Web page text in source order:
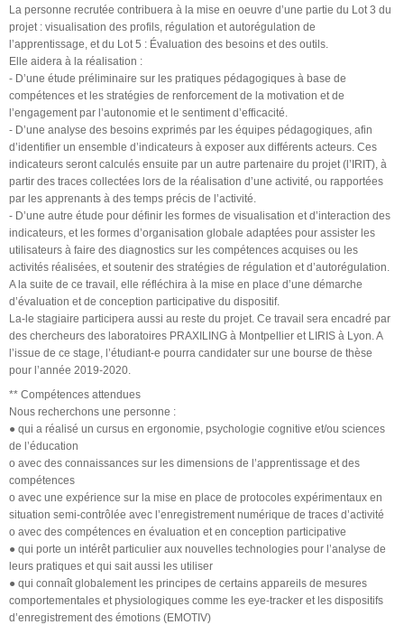
La personne recrutée contribuera à la mise en oeuvre d’une partie du Lot 3 du
projet : visualisation des profils, régulation et autorégulation de
l’apprentissage, et du Lot 5 : Évaluation des besoins et des outils.
Elle aidera à la réalisation :
- D’une étude préliminaire sur les pratiques pédagogiques à base de
compétences et les stratégies de renforcement de la motivation et de
l’engagement par l’autonomie et le sentiment d’efficacité.
- D’une analyse des besoins exprimés par les équipes pédagogiques, afin
d’identifier un ensemble d’indicateurs à exposer aux différents acteurs. Ces
indicateurs seront calculés ensuite par un autre partenaire du projet (l’IRIT), à
partir des traces collectées lors de la réalisation d’une activité, ou rapportées
par les apprenants à des temps précis de l’activité.
- D’une autre étude pour définir les formes de visualisation et d’interaction des
indicateurs, et les formes d’organisation globale adaptées pour assister les
utilisateurs à faire des diagnostics sur les compétences acquises ou les
activités réalisées, et soutenir des stratégies de régulation et d’autorégulation.
A la suite de ce travail, elle réfléchira à la mise en place d’une démarche
d’évaluation et de conception participative du dispositif.
La-le stagiaire participera aussi au reste du projet. Ce travail sera encadré par
des chercheurs des laboratoires PRAXILING à Montpellier et LIRIS à Lyon. A
l’issue de ce stage, l’étudiant-e pourra candidater sur une bourse de thèse
pour l’année 2019-2020.
** Compétences attendues
Nous recherchons une personne :
● qui a réalisé un cursus en ergonomie, psychologie cognitive et/ou sciences
de l’éducation
o avec des connaissances sur les dimensions de l’apprentissage et des
compétences
o avec une expérience sur la mise en place de protocoles expérimentaux en
situation semi-contrôlée avec l’enregistrement numérique de traces d’activité
o avec des compétences en évaluation et en conception participative
● qui porte un intérêt particulier aux nouvelles technologies pour l’analyse de
leurs pratiques et qui sait aussi les utiliser
● qui connaît globalement les principes de certains appareils de mesures
comportementales et physiologiques comme les eye-tracker et les dispositifs
d’enregistrement des émotions (EMOTIV)